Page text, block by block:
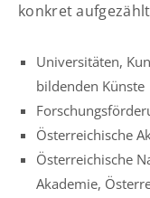
konkret
Universitäten,
bildenden Künste
Österreichische
Österreichische
Akademie,